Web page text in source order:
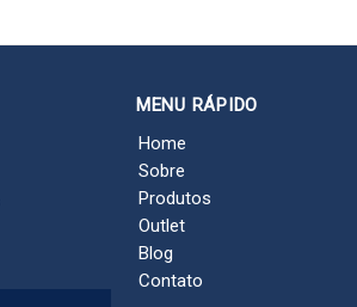
MENU RÁPIDO
Home
Sobre
Produtos
Outlet
Blog
Contato